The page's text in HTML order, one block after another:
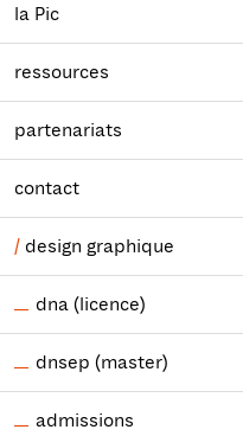
la Pic
ressources
partenariats
contact
design graphique
dna (licence)
dnsep (master)
admissions